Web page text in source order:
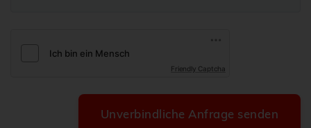
Friendly Captcha